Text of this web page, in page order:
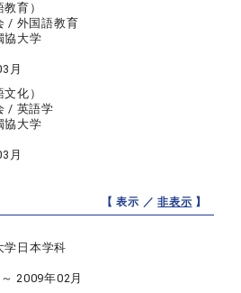
育）
/ 外国語教育
協大学
月
化）
/ 英語学
協大学
月
【 表示 ／非表示 】
学日本学科
2009年02月